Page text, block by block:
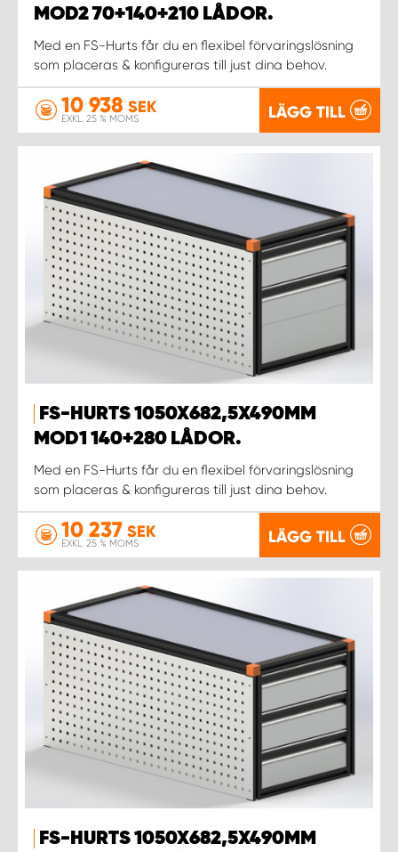
MOD2 70+140+210 LÅDOR.
Med en FS-Hurts får du en flexibel förvaringslösning
som placeras & konfigureras till just dina behov.
10 938 SEK
EXKL. 25 % MOMS LÄGG TILL
FS-HURTS 1050X682,5X490MM
MOD1 140+280 LÅDOR.
Med en FS-Hurts får du en flexibel förvaringslösning
som placeras & konfigureras till just dina behov.
10 237 SEK
EXKL. 25 % MOMS LÄGG TILL
FS-HURTS 1050X682,5X490MM